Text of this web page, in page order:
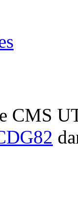
CMS